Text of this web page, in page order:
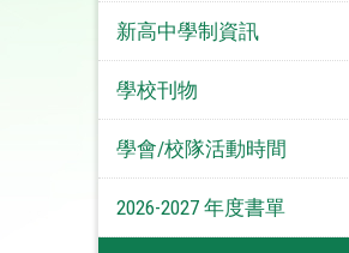
新高中學制資訊
學校刊物
學會/校隊活動時間
2026-2027 年度書單